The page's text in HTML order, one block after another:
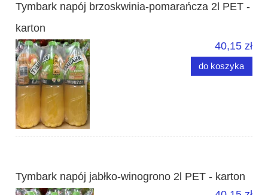
Tymbark napój brzoskwinia-pomarańcza 2l PET -
karton
40,15 zł
do koszyka
Tymbark napój jabłko-winogrono 2l PET - karton